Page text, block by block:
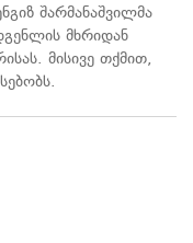
შარმანაშვილმა
მხრიდან
მისივე თქმით,